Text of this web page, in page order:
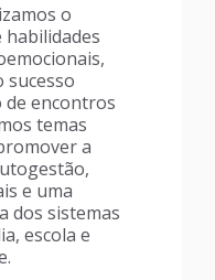
o
sucesso
de encontros
temas
a
e uma
dos sistemas
escola e